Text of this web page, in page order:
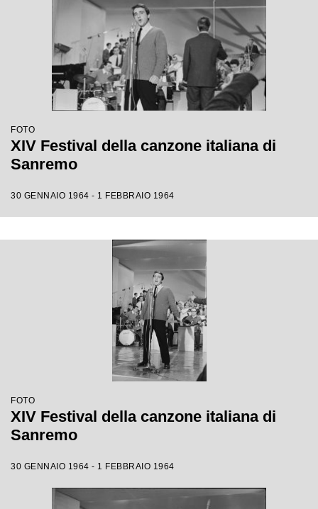
FOTO
XIV Festival della canzone italiana di
Sanremo
30 GENNAIO 1964 - 1 FEBBRAIO 1964
FOTO
XIV Festival della canzone italiana di
Sanremo
30 GENNAIO 1964 - 1 FEBBRAIO 1964